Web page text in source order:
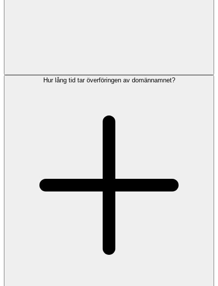
Hur lång tid tar överföringen av domännamnet?